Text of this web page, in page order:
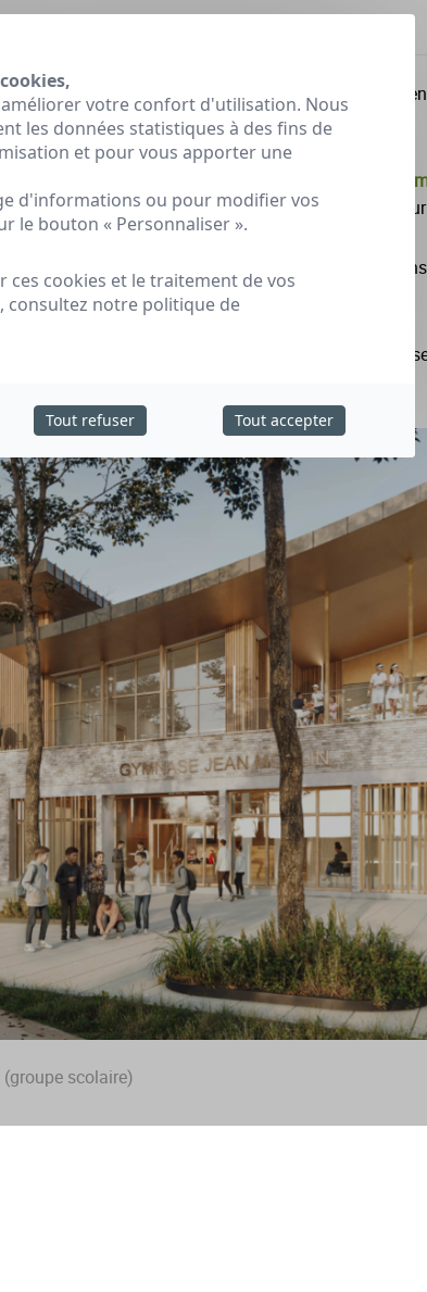
scolaire et d'un gymnase à Villeneuve-la-Garenne
pour le suivi performanciel et d'exploitation
(4500 m²) et d'un gymnase de type C (1900
HQE Bâtiment, avec une attention particulière
début de la conception (phase APD), jusqu'à 2
et de qualité environnementale.
rassemblant Atelier Agopyan (architecte
Elioth (environnement), Noctabene (Éclairage).
votre confort d'utilisation. Nous
les données statistiques à des fins de
et pour vous apporter une
d'informations ou pour modifier vos
le bouton « Personnaliser ».
ces cookies et le traitement de vos
consultez notre politique de
Tout refuser Tout accepter